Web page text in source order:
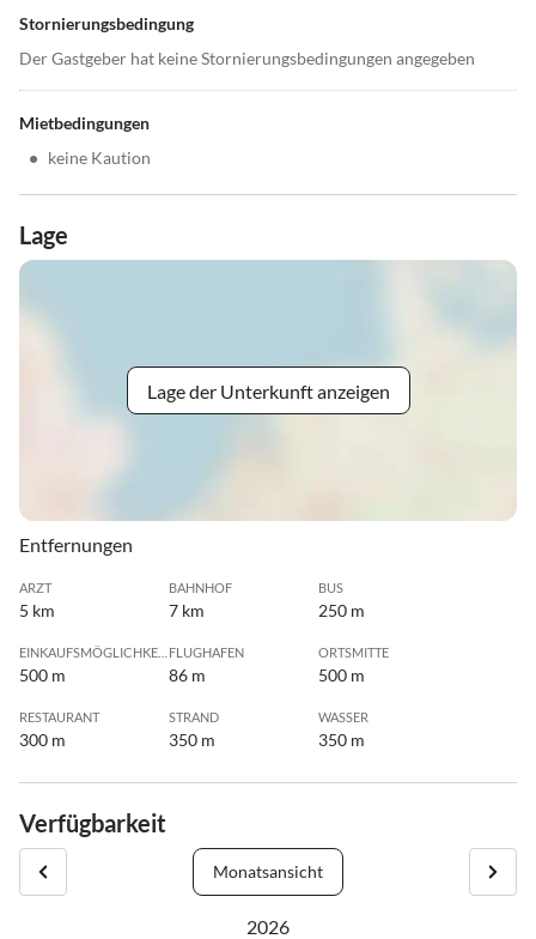
Stornierungsbedingung
Der Gastgeber hat keine Stornierungsbedingungen angegeben
Mietbedingungen
• keine Kaution
Lage
Lage der Unterkunft anzeigen
Entfernungen
ARZT
5 km
BAHNHOF
7 km
BUS
250 m
500 m
FLUGHAFEN
86 m
ORTSMITTE
500 m
RESTAURANT
300 m
STRAND
350 m
WASSER
350 m
Verfügbarkeit
Monatsansicht
2026